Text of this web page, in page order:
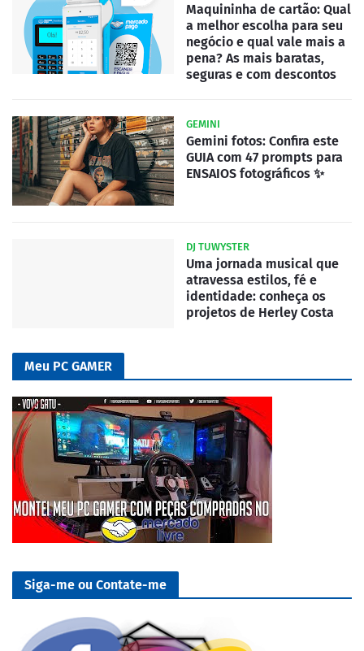
Maquininha de cartão: Qual
a melhor escolha para seu
negócio e qual vale mais a
pena? As mais baratas,
seguras e com descontos
GEMINI
Gemini fotos: Confira este
GUIA com 47 prompts para
ENSAIOS fotográficos ✨
DJ TUWYSTER
Uma jornada musical que
atravessa estilos, fé e
identidade: conheça os
projetos de Herley Costa
Meu PC GAMER
Siga-me ou Contate-me